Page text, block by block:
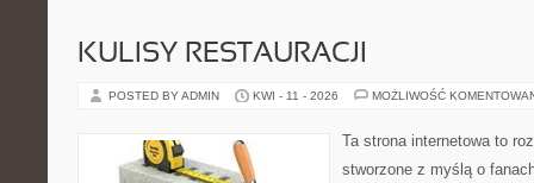
KULISY RESTAURACJI
POSTED BY ADMIN KWI - 11 - 2026 MOŻLIWOŚĆ
Ta strona internetowa to
stworzone z myślą o